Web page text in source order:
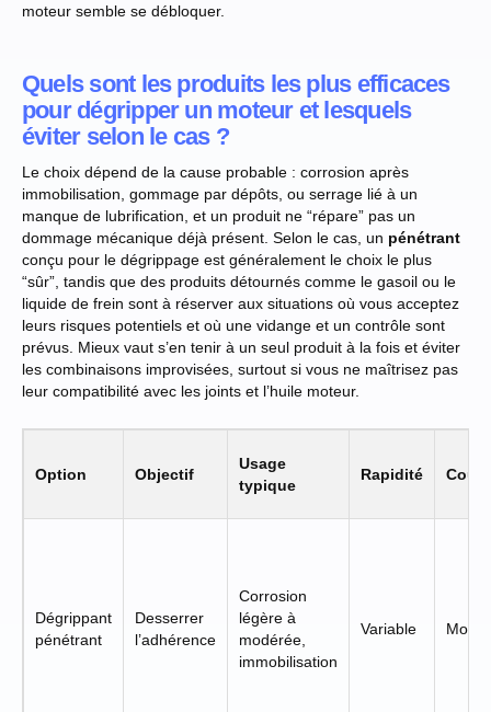
moteur semble se débloquer.
Quels sont les produits les plus efficaces
pour dégripper un moteur et lesquels
éviter selon le cas ?
Le choix dépend de la cause probable : corrosion après
immobilisation, gommage par dépôts, ou serrage lié à un
manque de lubrification, et un produit ne “répare” pas un
dommage mécanique déjà présent. Selon le cas, un pénétrant
conçu pour le dégrippage est généralement le choix le plus
“sûr”, tandis que des produits détournés comme le gasoil ou le
liquide de frein sont à réserver aux situations où vous acceptez
leurs risques potentiels et où une vidange et un contrôle sont
prévus. Mieux vaut s’en tenir à un seul produit à la fois et éviter
les combinaisons improvisées, surtout si vous ne maîtrisez pas
leur compatibilité avec les joints et l’huile moteur.
Option Objectif
Usage
typique
Rapidité Coût
Dégrippant
pénétrant
Desserrer
l’adhérence
Corrosion
légère à
modérée,
immobilisation
Variable